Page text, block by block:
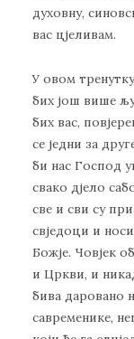
духовну,
вас цјеливам.
У овом
бих још више
бих вас,
се једни за
би нас Господ
свако дјело
све и сви су
свједоци и
Божје. Човјек
и Цркви, и
бива даровано
савременике,